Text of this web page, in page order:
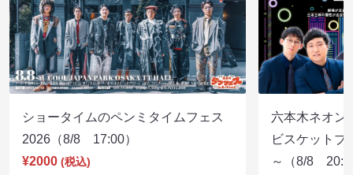
ショータイムのペンミタイムフェス
2026（8/8 17:00）
¥2000 (税込)
六本木ネオン
ビスケットブ
～（8/8